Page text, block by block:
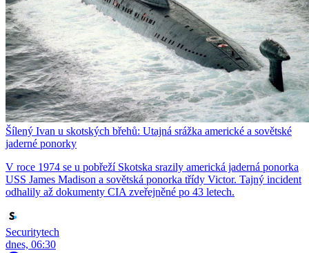
Šílený Ivan u skotských břehů: Utajná srážka americké a sovětské
jaderné ponorky
V roce 1974 se u pobřeží Skotska srazily americká jaderná ponorka
USS James Madison a sovětská ponorka třídy Victor. Tajný incident
odhalily až dokumenty CIA zveřejněné po 43 letech.
Securitytech
dnes, 06:30